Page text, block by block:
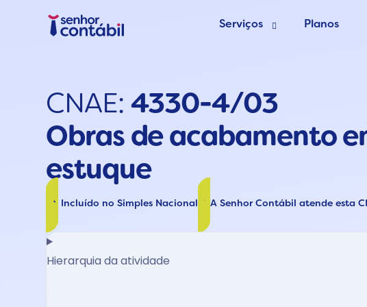
Serviços
Trocar de Contador
Deixar de ser MEI
Planos
CNAE: 4330-4/03
Obras de acabamento
estuque
Incluído no Simples Nacional A Senhor Contábil atende esta
Hierarquia da atividade